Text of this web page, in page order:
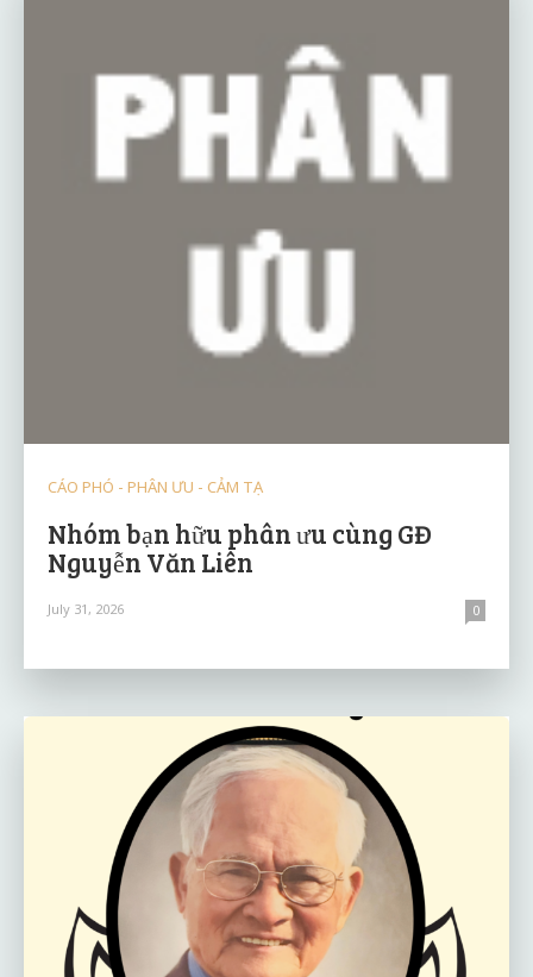
CÁO PHÓ - PHÂN ƯU - CẢM TẠ
Nhóm bạn hữu phân ưu cùng GĐ
Nguyễn Văn Liên
July 31, 2026 0